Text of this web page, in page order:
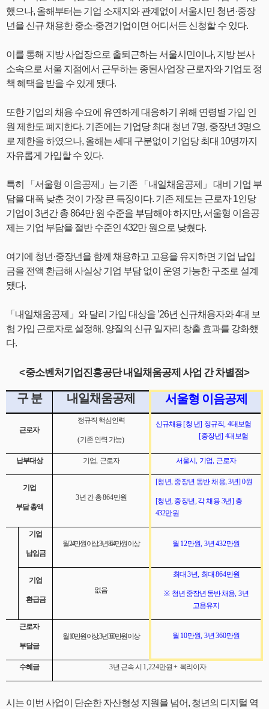
했으나, 올해부터는 기업 소재지와 관계없이 서울시민 청년·중장
년을 신규 채용한 중소·중견기업이면 어디서든 신청할 수 있다.
이를 통해 지방 사업장으로 출퇴근하는 서울시민이나, 지방 본사
소속으로 서울 지점에서 근무하는 종된사업장 근로자와 기업도 정
책 혜택을 받을 수 있게 됐다.
또한 기업의 채용 수요에 유연하게 대응하기 위해 연령별 가입 인
원 제한도 폐지한다. 기존에는 기업당 최대 청년 7명, 중장년 3명으
로 제한을 하였으나, 올해는 세대 구분없이 기업당 최대 10명까지
자유롭게 가입할 수 있다.
특히 「서울형 이음공제」는 기존 「내일채움공제」 대비 기업 부
담을 대폭 낮춘 것이 가장 큰 특징이다. 기존 제도는 근로자 1인당
기업이 3년간 총 864만 원 수준을 부담해야 하지만, 서울형 이음공
제는 기업 부담을 절반 수준인 432만 원으로 낮췄다.
여기에 청년·중장년을 함께 채용하고 고용을 유지하면 기업 납입
금을 전액 환급해 사실상 기업 부담 없이 운영 가능한 구조로 설계
됐다.
「내일채움공제」와 달리 가입 대상을 ’26년 신규채용자와 4대 보
험 가입 근로자로 설정해, 양질의 신규 일자리 창출 효과를 강화했
다.
<중소벤처기업진흥공단 내일채움공제 사업 간 차별점>
구 분 내일채움공제 서울형 이음공제
근로자
정규직 핵심인력
(기존 인력 가능)
신규채용 [청 년] 정규직, 4대보험
[중장년] 4대 보험
납부대상 기업, 근로자 서울시 , 기업, 근로자
기업
부담 총액
3년 간 총864만원
[청년, 중장년 동반 채용, 3년] 0원
[청년, 중장년,각 채용 3년] 총
432만원
기업
납입금
월24만원 이상, 3년864만원 이상 월 12만원, 3년 432만원
기업
환급금
없음
최대 3년, 최대 864만원
※ 청년 중장년 동반 채용, 3년
고용유지
근로자
부담금
월10만원 이상, 3년360만원 이상 월 10만원, 3년 360만원
수혜금 3년 근속 시 1,224만원 + 복리이자
시는 이번 사업이 단순한 자산형성 지원을 넘어, 청년의 디지털 역